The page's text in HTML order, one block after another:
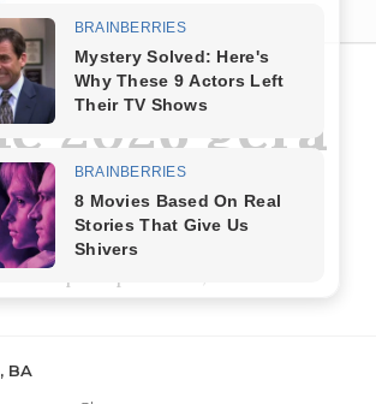
2026 gera
e adquirir produtos, com...
BA